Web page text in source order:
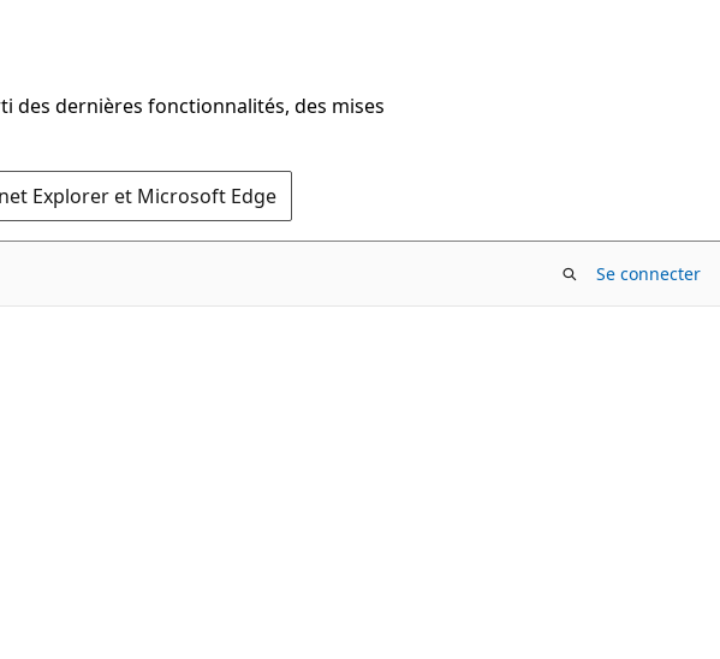
des dernières fonctionnalités, des mises
Explorer et Microsoft Edge
Se connecter